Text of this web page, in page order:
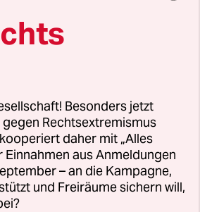
im
Aber
uns
Besonders jetzt
Rechtsextremismus
daher mit „Alles
aus Anmeldungen
– an die Kampagne,
und Freiräume sichern will,